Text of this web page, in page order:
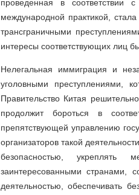
проведенная в соответствии
международной практикой,
трансграничными
интересы соответствующих лиц
Нелегальная иммиграция и
уголовными преступлениями,
Правительство Китая
продолжит бороться в
препятствующей управлению
организаторов такой
безопасностью, укреплять
заинтересованными странами,
деятельностью, обеспечивать